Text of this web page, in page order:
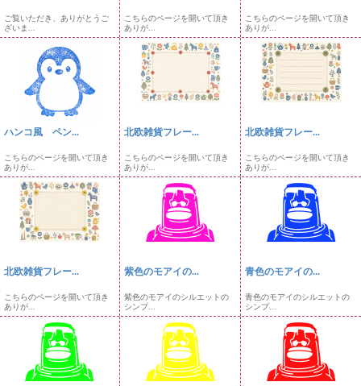
ご覧いただき、ありがとうご
ざいま...
こちらのページを開いて頂き
ありが...
こちらのページを開いて頂き
ありが...
ハンコ風 ペン...
こちらのページを開いて頂き
ありが...
北欧雑貨フレー...
こちらのページを開いて頂き
ありが...
北欧雑貨フレー...
こちらのページを開いて頂き
ありが...
北欧雑貨フレー...
こちらのページを開いて頂き
ありが...
紫色のモアイの...
紫色のモアイのシルエットの
シンプ...
青色のモアイの...
青色のモアイのシルエットの
シンプ...